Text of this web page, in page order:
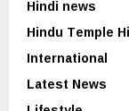
Hindi news
Hindu Temple
International
Latest News